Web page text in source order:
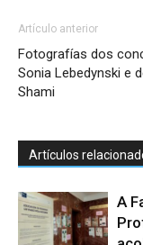
Artículo anterior
Fotografías dos
Sonia Lebedynski e
Shami
Artículos
A